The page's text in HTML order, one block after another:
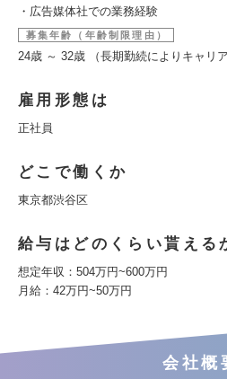
・広告媒体社での業務経験
募集年齢（年齢制限理由）
24歳 ～ 32歳 （長期勤続によりキャリ
雇用形態は
正社員
どこで働くか
東京都渋谷区
給与はどのくらい貰える
想定年収：504万円~600万円
月給：42万円~50万円
会社概